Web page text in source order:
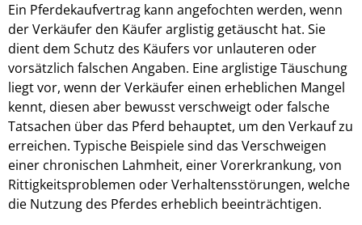
Ein Pferdekaufvertrag kann angefochten werden, wenn
der Verkäufer den Käufer arglistig getäuscht hat. Sie
dient dem Schutz des Käufers vor unlauteren oder
vorsätzlich falschen Angaben. Eine arglistige Täuschung
liegt vor, wenn der Verkäufer einen erheblichen Mangel
kennt, diesen aber bewusst verschweigt oder falsche
Tatsachen über das Pferd behauptet, um den Verkauf zu
erreichen. Typische Beispiele sind das Verschweigen
einer chronischen Lahmheit, einer Vorerkrankung, von
Rittigkeitsproblemen oder Verhaltensstörungen, welche
die Nutzung des Pferdes erheblich beeinträchtigen.